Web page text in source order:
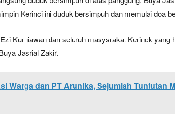
Kerinci ini duduk bersimpuh dan memulai doa
Kurniawan dan seluruh masysrakat Kerinck yang
Jasrial Zakir.
Warga dan PT Arunika, Sejumlah Tuntutan